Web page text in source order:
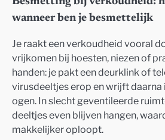
wanneer ben je besmettelijk
Je raakt een verkoudheid vooral
vrijkomen bij hoesten, niezen of
handen: je pakt een deurklink of
virusdeeltjes erop en wrijft daarna
ogen. In slecht geventileerde
deeltjes even blijven hangen,
makkelijker oploopt.